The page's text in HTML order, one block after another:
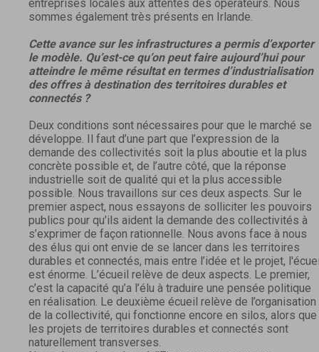
entreprises locales aux attentes des opérateurs. Nous
sommes également très présents en Irlande.
Cette avance sur les infrastructures a permis d’exporter
le modèle. Qu’est-ce qu’on peut faire aujourd’hui pour
atteindre le même résultat en termes d’industrialisation
des offres à destination des territoires durables et
connectés ?
Deux conditions sont nécessaires pour que le marché se
développe. Il faut d’une part que l’expression de la
demande des collectivités soit la plus aboutie et la plus
concrète possible et, de l’autre côté, que la réponse
industrielle soit de qualité qui et la plus accessible
possible. Nous travaillons sur ces deux aspects. Sur le
premier aspect, nous essayons de solliciter les pouvoirs
publics pour qu’ils aident la demande des collectivités à
s’exprimer de façon rationnelle. Nous avons face à nous
des élus qui ont envie de se lancer dans les territoires
durables et connectés, mais entre l’idée et le projet,
est énorme. L’écueil relève de deux aspects. Le premier,
c’est la capacité qu’a l’élu à traduire une pensée politique
en réalisation. Le deuxième écueil relève de l’organisation
de la collectivité, qui fonctionne encore en silos, alors que
les projets de territoires durables et connectés sont
naturellement transverses.